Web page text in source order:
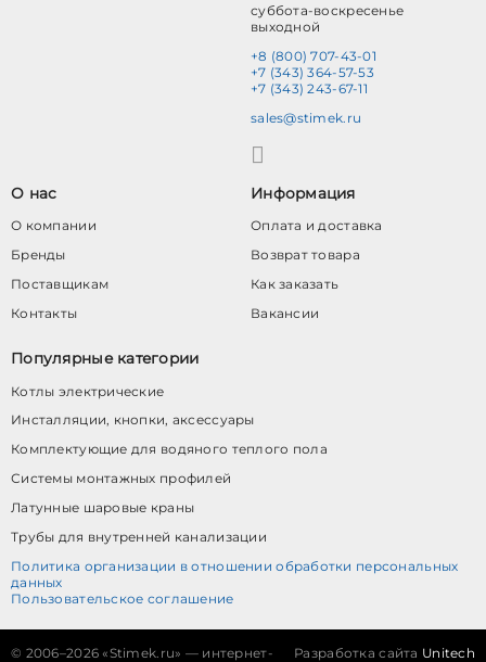
суббота-воскресенье
выходной
+8 (800) 707-43-01
+7 (343) 364-57-53
+7 (343) 243-67-11
sales@stimek.ru
О нас
О компании
Бренды
Поставщикам
Контакты
Информация
Оплата и доставка
Возврат товара
Как заказать
Вакансии
Популярные категории
Котлы электрические
Инсталляции, кнопки, аксессуары
Комплектующие для водяного теплого пола
Системы монтажных профилей
Латунные шаровые краны
Трубы для внутренней канализации
Политика организации в отношении обработки персональных
данных
Пользовательское соглашение
© 2006–2026 «Stimek.ru» — интернет-
Разработка сайта Unitech